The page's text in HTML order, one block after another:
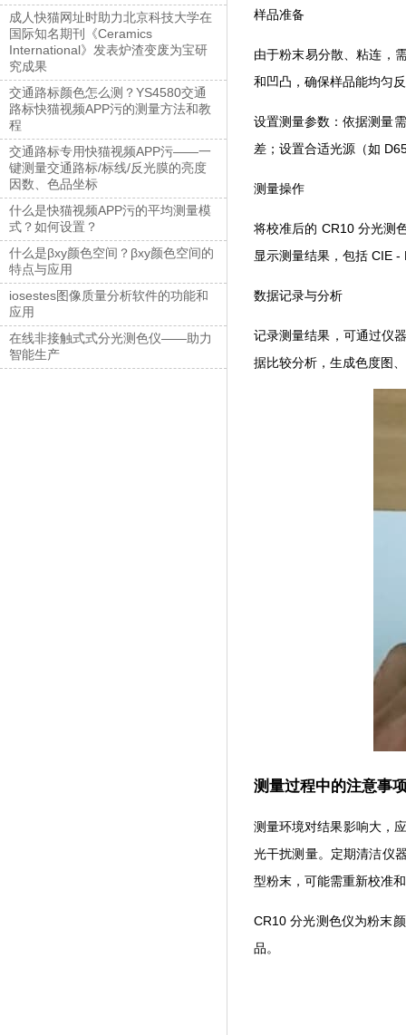
成人快猫网址时助力北京科技大学在
国际知名期刊《Ceramics
International》发表炉渣变废为宝研
究成果
交通路标颜色怎么测？YS4580交通
路标快猫视频APP污的测量方法和教
程
交通路标专用快猫视频APP污——一
键测量交通路标/标线/反光膜的亮度
因数、色品坐标
什么是快猫视频APP污的平均测量模
式？如何设置？
什么是βxy颜色空间？βxy颜色空间的
特点与应用
iosestes图像质量分析软件的功能和
应用
在线非接触式式分光测色仪——助力
智能生产
样品准备
由于粉末易分散、粘连
和凹凸，确保样品能均匀反
设置测量参数：依据测量
差；设置合适光源（如
测量操作
将校准后的 CR10 分光测色
显示测量结果，包括 CIE -
数据记录与分析
记录测量结果，可通过仪
据比较分析，生成色度图
测量过程中的注意事
测量环境对结果影响大
光干扰测量。定期清洁仪
型粉末，可能需重新校准
CR10 分光测色仪为粉末颜
品。